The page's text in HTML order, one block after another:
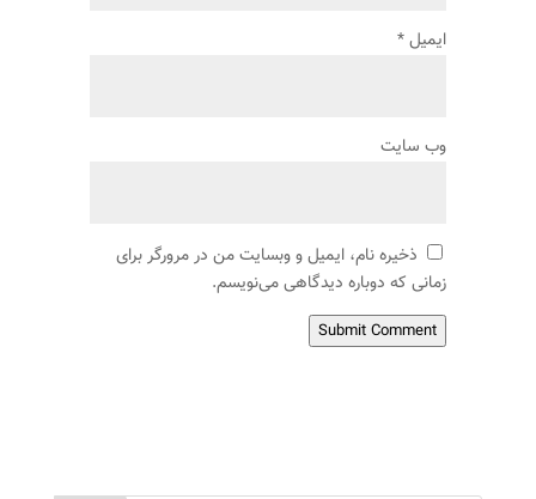
ایمیل*
وب‌ سایت
ذخیره نام، ایمیل و وبسایت من در مرورگر برای
زمانی که دوباره دیدگاهی می‌نویسم.
Submit Comment